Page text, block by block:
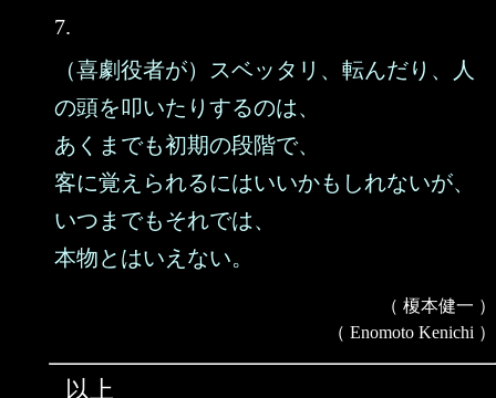
7.
（喜劇役者が）スベッタリ、転んだり、人
の頭を叩いたりするのは、
あくまでも初期の段階で、
客に覚えられるにはいいかもしれないが、
いつまでもそれでは、
本物とはいえない。
（ 榎本健一 ）
（ Enomoto Kenichi ）
以上